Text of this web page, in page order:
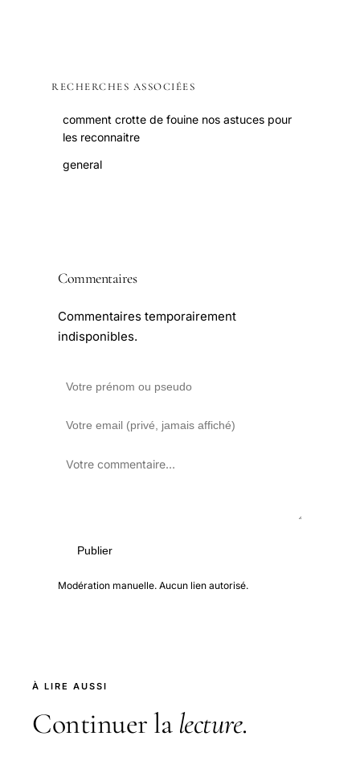
RECHERCHES ASSOCIÉES
comment crotte de fouine nos astuces pour
les reconnaitre
general
Commentaires
Commentaires temporairement
indisponibles.
Publier
Modération manuelle. Aucun lien autorisé.
À LIRE AUSSI
Continuer la lecture.